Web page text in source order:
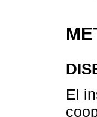
El